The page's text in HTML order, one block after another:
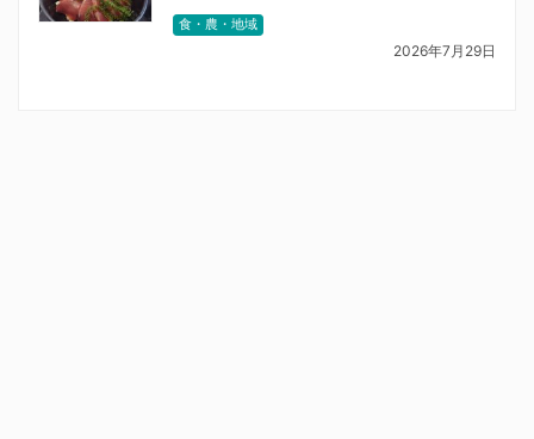
食・農・地域
2026年7月29日